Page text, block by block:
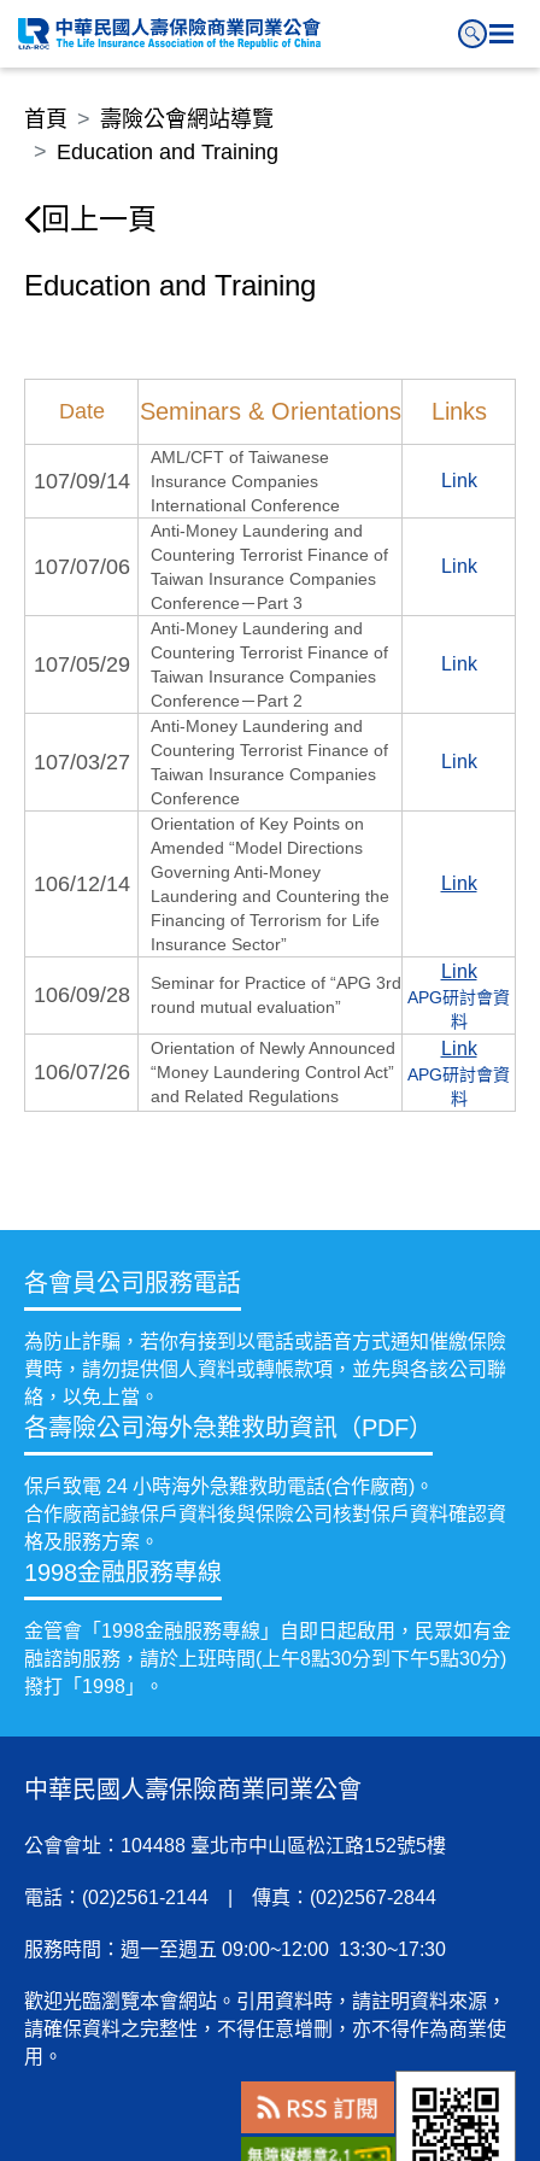
Education and Training
首頁
壽險公會網站導覽
Education and Training
回上一頁
Education and Training
Date Seminars & Orientations Links
107/09/14
AML/CFT of Taiwanese
Insurance Companies
International Conference
Link
107/07/06
Anti-Money Laundering and
Countering Terrorist Finance of
Taiwan Insurance Companies
Conference－Part 3
Link
107/05/29
Anti-Money Laundering and
Countering Terrorist Finance of
Taiwan Insurance Companies
Conference－Part 2
Link
107/03/27
Anti-Money Laundering and
Countering Terrorist Finance of
Taiwan Insurance Companies
Conference
Link
106/12/14
Orientation of Key Points on
Amended “Model Directions
Governing Anti-Money
Laundering and Countering the
Financing of Terrorism for Life
Insurance Sector”
Link
106/09/28
Seminar for Practice of “APG 3rd
round mutual evaluation”
Link
APG研討會資
料
106/07/26
Orientation of Newly Announced
“Money Laundering Control Act”
and Related Regulations
Link
APG研討會資
料
各會員公司服務電話
為防止詐騙，若你有接到以電話或語音方式通知催繳保險
費時，請勿提供個人資料或轉帳款項，並先與各該公司聯
絡，以免上當。
各壽險公司海外急難救助資訊（PDF）
保戶致電 24 小時海外急難救助電話(合作廠商)。
合作廠商記錄保戶資料後與保險公司核對保戶資料確認資
格及服務方案。
1998金融服務專線
金管會「1998金融服務專線」自即日起啟用，民眾如有金
融諮詢服務，請於上班時間(上午8點30分到下午5點30分)
撥打「1998」。
中華民國人壽保險商業同業公會
公會會址：104488 臺北市中山區松江路152號5樓
電話：(02)2561-2144 | 傳真：(02)2567-2844
服務時間：週一至週五 09:00~12:00 13:30~17:30
歡迎光臨瀏覽本會網站。引用資料時，請註明資料來源，
請確保資料之完整性，不得任意增刪，亦不得作為商業使
用。